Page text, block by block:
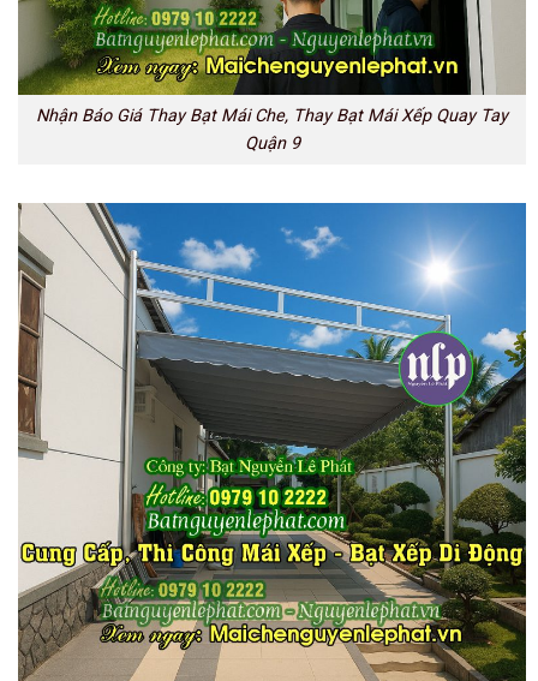
Nhận Báo Giá Thay Bạt Mái Che, Thay Bạt Mái Xếp Quay Tay
Quận 9